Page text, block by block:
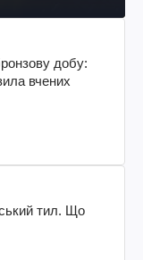
добу:
вчених
тил. Що